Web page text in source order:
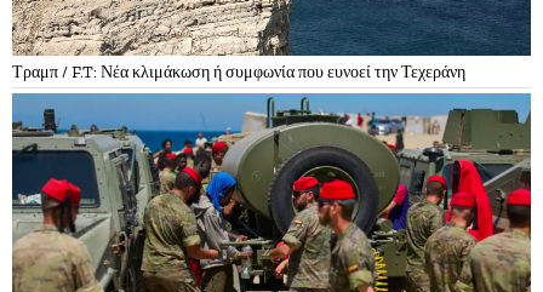
Τραμπ / F.T: Νέα κλιμάκωση ή συμφωνία που ευνοεί την Τεχεράνη